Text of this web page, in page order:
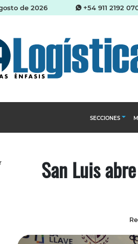
de 2026 +54 911 2192
SECCIONES
Almacenes e
Management
Tecnología
San Luis